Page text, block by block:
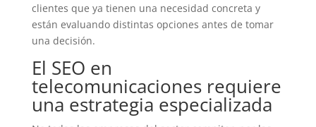
clientes que ya tienen una necesidad concreta y
están evaluando distintas opciones antes de tomar
una decisión.
El SEO en
telecomunicaciones requiere
una estrategia especializada